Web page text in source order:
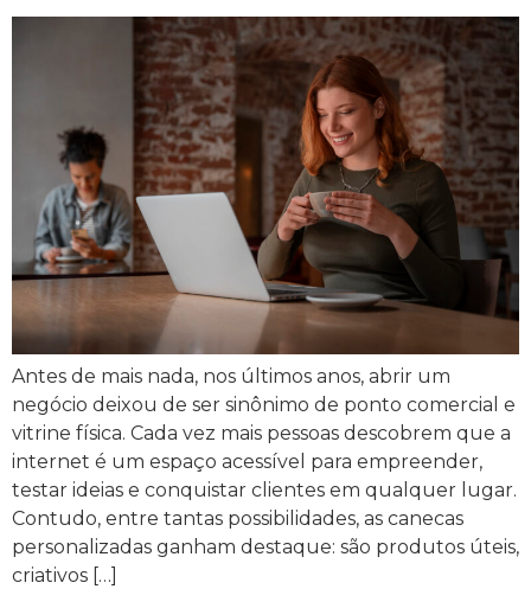
Antes de mais nada, nos últimos anos, abrir um
negócio deixou de ser sinônimo de ponto comercial e
vitrine física. Cada vez mais pessoas descobrem que a
internet é um espaço acessível para empreender,
testar ideias e conquistar clientes em qualquer lugar.
Contudo, entre tantas possibilidades, as canecas
personalizadas ganham destaque: são produtos úteis,
criativos […]